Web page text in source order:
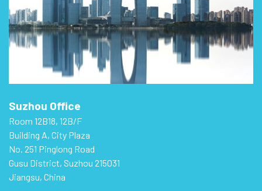
Suzhou Office
Room 12B18, 12B/F
Building A, City Plaza
No. 251 Pinglong Road
Gusu District, Suzhou 215031
Jiangsu, China